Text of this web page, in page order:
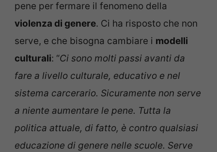
pene per fermare il fenomeno della
violenza di genere. Ci ha risposto che non
serve, e che bisogna cambiare i modelli
culturali: “Ci sono molti passi avanti da
fare a livello culturale, educativo e nel
sistema carcerario. Sicuramente non serve
a niente aumentare le pene. Tutta la
politica attuale, di fatto, è contro qualsiasi
educazione di genere nelle scuole. Serve